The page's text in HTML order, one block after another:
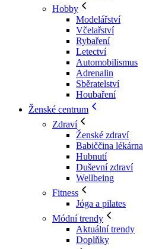
Hobby
Modelářství
Včelařství
Rybaření
Letectví
Automobilismus
Adrenalin
Sběratelství
Houbaření
Ženské centrum
Zdraví
Ženské zdraví
Babiččina lékárna
Hubnutí
Duševní zdraví
Wellbeing
Fitness
Jóga a pilates
Módní trendy
Aktuální trendy
Doplňky